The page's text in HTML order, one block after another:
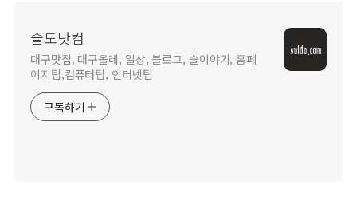
술도닷컴
대구맛집, 대구올레, 일상, 블로그, 술이야기, 홈페
이지팁,컴퓨터팁, 인터넷팁
구독하기